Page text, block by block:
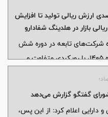
164 درصدی ارزش ریالی تولید تا افزایش
شرکت‌های تابعه در دوره شش
‌ماهه اول سال مالی منتهی به 31 تیر ماه 1405، با رویکردی متفاوت و
و تمرکز بر خلق ارزش، مجموعه
و شرکت‌‌های تابعه به اجرا
گفتگو گزارش می‌دهد
و دارایی اعلام کرد: از این پس،